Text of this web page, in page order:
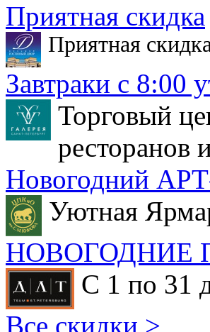
Приятная скидка
Приятная
Завтраки с 8:00
Торговый
ресторанов
Новогодний
Уютная
НОВОГОДНИЕ
С 1 по 31
Все скидки >